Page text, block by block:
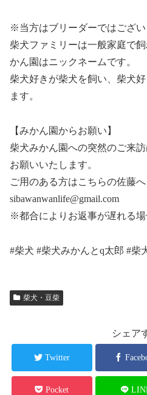
※当方はブリーダーではござい
柴犬ファミリーは一般家庭で
かん園はニックネームです。
柴犬好きが柴犬を飼い、柴犬
ます。
【みかん園からお願い】
柴犬みかん園への突然のご来
お願いいたします。
ご用のある方はこちらの佐藤
sibawanwanlife@gmail.com
※都合によりお返事が遅れる場
#柴犬 #柴犬みかんとq太郎 #柴
柴犬・豆柴
シェア
Twitter
Pocket